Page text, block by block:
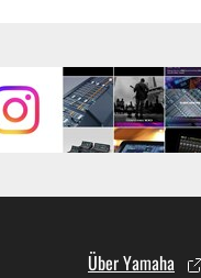
Über Yamaha